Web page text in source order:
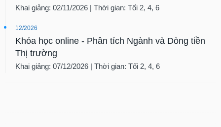
Khai giảng: 02/11/2026 | Thời gian: Tối 2, 4, 6
12/2026
Khóa học online - Phân tích Ngành và Dòng tiền
Thị trường
Khai giảng: 07/12/2026 | Thời gian: Tối 2, 4, 6